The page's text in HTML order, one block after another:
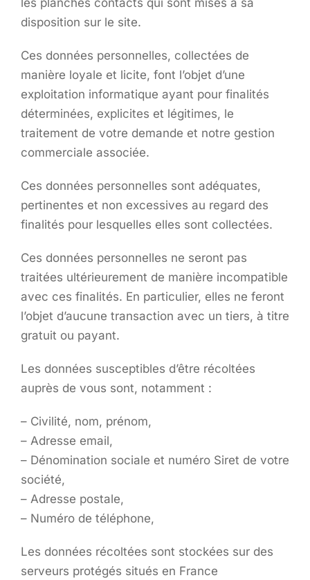
les planches contacts qui sont mises à sa
disposition sur le site.
Ces données personnelles, collectées de
manière loyale et licite, font l’objet d’une
exploitation informatique ayant pour finalités
déterminées, explicites et légitimes, le
traitement de votre demande et notre gestion
commerciale associée.
Ces données personnelles sont adéquates,
pertinentes et non excessives au regard des
finalités pour lesquelles elles sont collectées.
Ces données personnelles ne seront pas
traitées ultérieurement de manière incompatible
avec ces finalités. En particulier, elles ne feront
l’objet d’aucune transaction avec un tiers, à titre
gratuit ou payant.
Les données susceptibles d’être récoltées
auprès de vous sont, notamment :
– Civilité, nom, prénom,
– Adresse email,
– Dénomination sociale et numéro Siret de votre
société,
– Adresse postale,
– Numéro de téléphone,
Les données récoltées sont stockées sur des
serveurs protégés situés en France